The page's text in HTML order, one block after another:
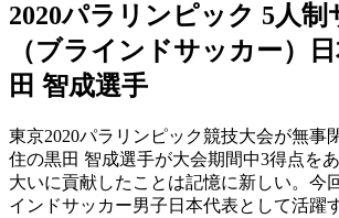
2020パラリンピック 5人制
（ブラインドサッカー）
田 智成選手
東京2020パラリンピック競技大会が無事
住の黒田 智成選手が大会期間中3得点を
大いに貢献したことは記憶に新しい。今
インドサッカー男子日本代表として活躍